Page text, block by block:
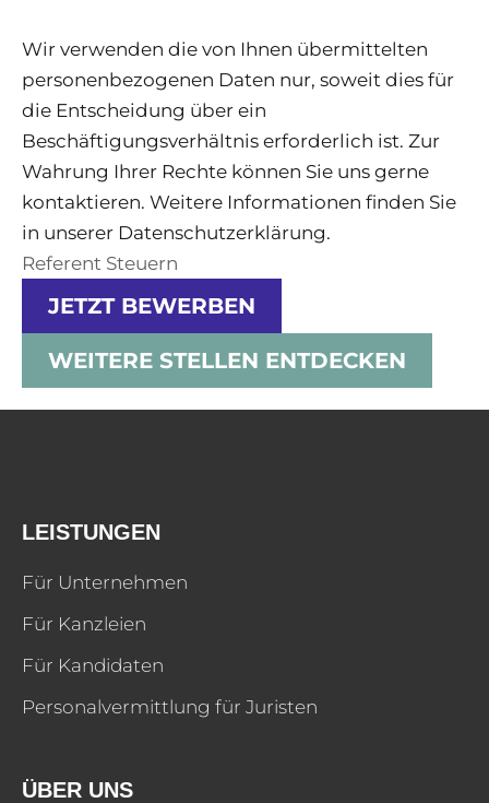
Wir verwenden die von Ihnen übermittelten
personenbezogenen Daten nur, soweit dies für
die Entscheidung über ein
Beschäftigungsverhältnis erforderlich ist. Zur
Wahrung Ihrer Rechte können Sie uns gerne
kontaktieren. Weitere Informationen finden Sie
in unserer Datenschutzerklärung.
Referent Steuern
JETZT BEWERBEN
WEITERE STELLEN ENTDECKEN
LEISTUNGEN
Für Unternehmen
Für Kanzleien
Für Kandidaten
Personalvermittlung für Juristen
ÜBER UNS